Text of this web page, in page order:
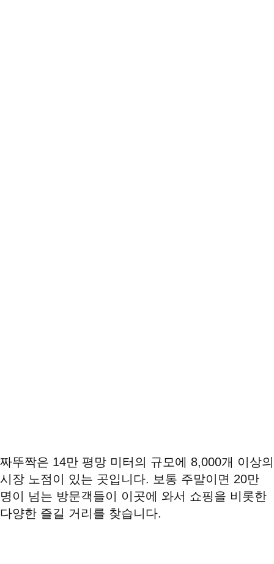
짜뚜짝은 14만 평망 미터의 규모에 8,000개 이상의
시장 노점이 있는 곳입니다. 보통 주말이면 20만
명이 넘는 방문객들이 이곳에 와서 쇼핑을 비롯한
다양한 즐길 거리를 찾습니다.